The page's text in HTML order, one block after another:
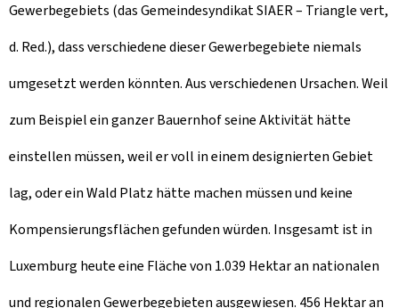
Gewerbegebiets (das Gemeindesyndikat SIAER – Triangle vert,
d. Red.), dass verschiedene dieser Gewerbegebiete niemals
umgesetzt werden könnten. Aus verschiedenen Ursachen. Weil
zum Beispiel ein ganzer Bauernhof seine Aktivität hätte
einstellen müssen, weil er voll in einem designierten Gebiet
lag, oder ein Wald Platz hätte machen müssen und keine
Kompensierungsflächen gefunden würden. Insgesamt ist in
Luxemburg heute eine Fläche von 1.039 Hektar an nationalen
und regionalen Gewerbegebieten ausgewiesen. 456 Hektar an